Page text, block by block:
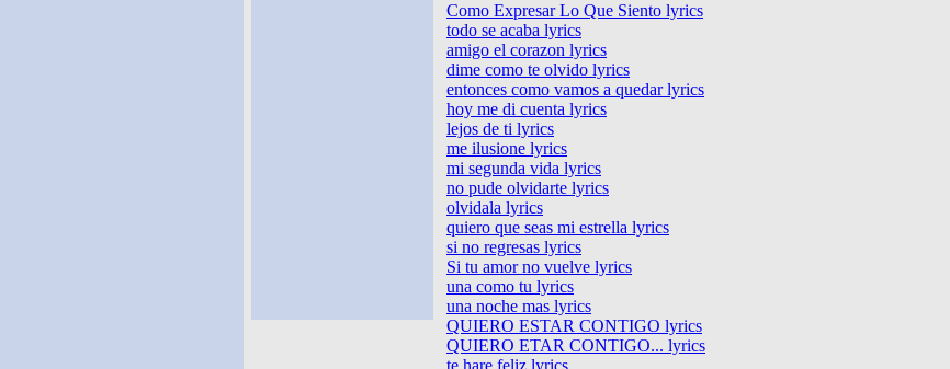
Como Expresar Lo Que Siento lyrics
todo se acaba lyrics
amigo el corazon lyrics
dime como te olvido lyrics
entonces como vamos a quedar lyrics
hoy me di cuenta lyrics
lejos de ti lyrics
me ilusione lyrics
mi segunda vida lyrics
no pude olvidarte lyrics
olvidala lyrics
quiero que seas mi estrella lyrics
si no regresas lyrics
Si tu amor no vuelve lyrics
una como tu lyrics
una noche mas lyrics
QUIERO ESTAR CONTIGO lyrics
QUIERO ETAR CONTIGO... lyrics
te hare feliz lyrics